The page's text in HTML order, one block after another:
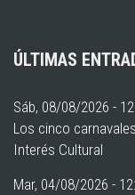
ÚLTIMAS
Sáb, 08/08/2026 -
Los cinco
Interés Cultural
Mar, 04/08/2026 -